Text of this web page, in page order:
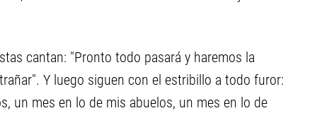
cantan: "Pronto todo pasará y haremos la
Y luego siguen con el estribillo a todo furor:
un mes en lo de mis abuelos, un mes en lo de